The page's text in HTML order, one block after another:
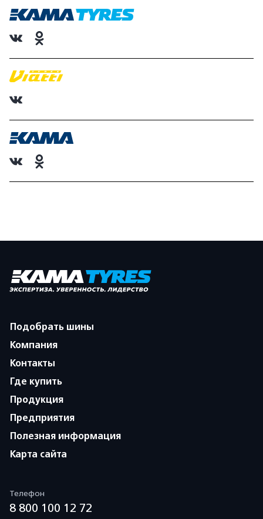
Подобрать шины
Компания
Контакты
Где купить
Продукция
Предприятия
Полезная информация
Карта сайта
Телефон
8 800 100 12 72